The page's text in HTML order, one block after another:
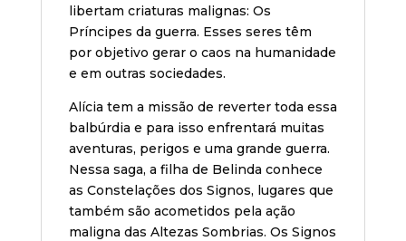
libertam criaturas malignas: Os
Príncipes da guerra. Esses seres têm
por objetivo gerar o caos na humanidade
e em outras sociedades.
Alícia tem a missão de reverter toda essa
balbúrdia e para isso enfrentará muitas
aventuras, perigos e uma grande guerra.
Nessa saga, a filha de Belinda conhece
as Constelações dos Signos, lugares que
também são acometidos pela ação
maligna das Altezas Sombrias. Os Signos